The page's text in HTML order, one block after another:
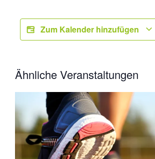
Zum Kalender hinzufügen
Ähnliche Veranstaltungen